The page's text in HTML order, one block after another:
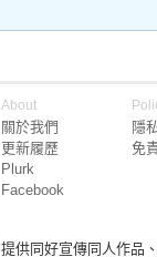
About
關於我們
更新履歷
Plurk
Facebook
隱
免
提供同好宣傳同人作品